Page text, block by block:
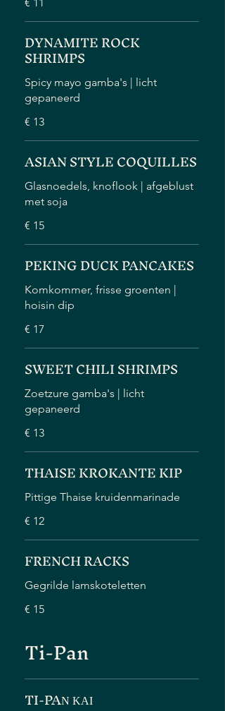
DYNAMITE ROCK
SHRIMPS
Spicy mayo gamba's | licht
gepaneerd
€ 13
ASIAN STYLE COQUILLES
Glasnoedels, knoflook | afgeblust
met soja
€ 15
PEKING DUCK PANCAKES
Komkommer, frisse groenten |
hoisin dip
€ 17
SWEET CHILI SHRIMPS
Zoetzure gamba's | licht
gepaneerd
€ 13
THAISE KROKANTE KIP
Pittige Thaise kruidenmarinade
€ 12
FRENCH RACKS
Gegrilde lamskoteletten
€ 15
Ti-Pan
TI-PAΝ ΚΑΙ